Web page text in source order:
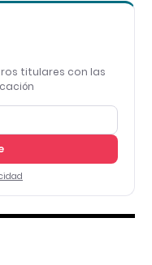
titulares con las